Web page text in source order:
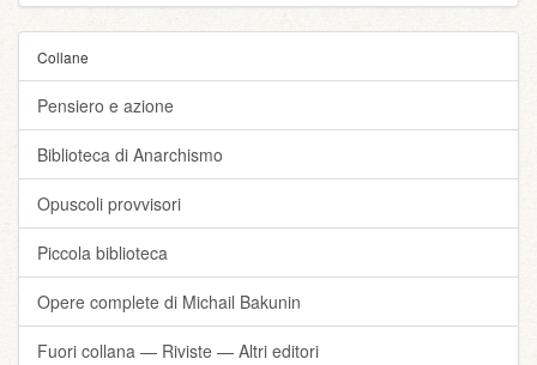
Collane
Pensiero e azione
Biblioteca di Anarchismo
Opuscoli provvisori
Piccola biblioteca
Opere complete di Michail Bakunin
Fuori collana — Riviste — Altri editori